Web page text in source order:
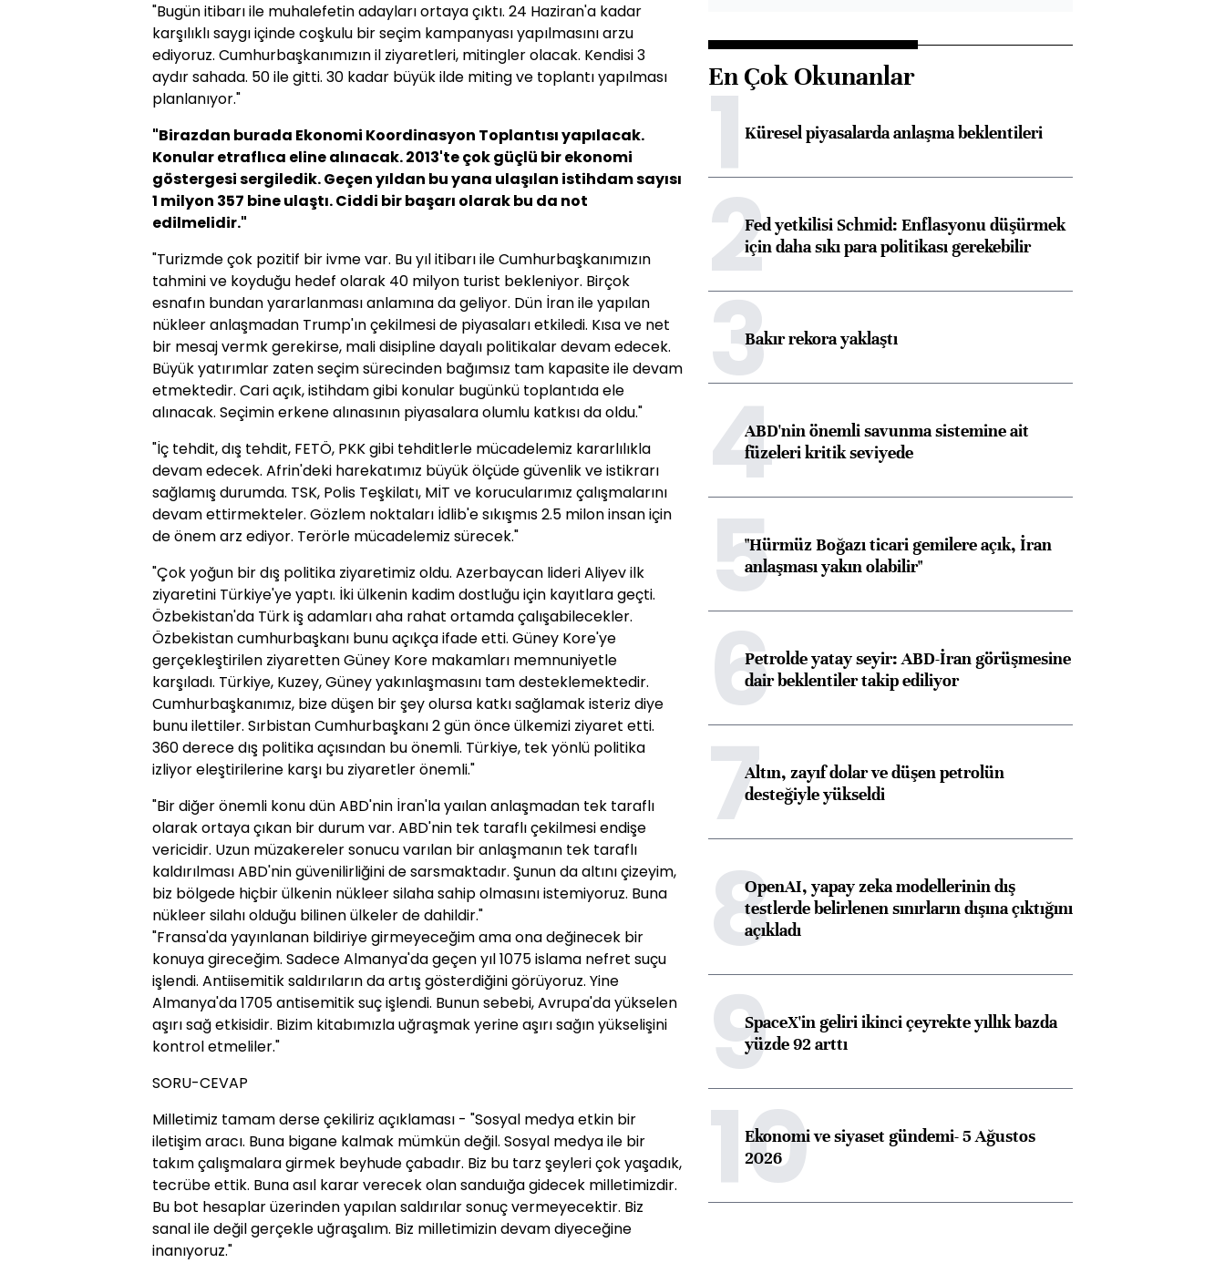
"Bugün itibarı ile muhalefetin adayları ortaya çıktı. 24 Haziran'a kadar
karşılıklı saygı içinde coşkulu bir seçim kampanyası yapılmasını arzu
ediyoruz. Cumhurbaşkanımızın il ziyaretleri, mitingler olacak. Kendisi 3
aydır sahada. 50 ile gitti. 30 kadar büyük ilde miting ve toplantı yapılması
planlanıyor."
"Birazdan burada Ekonomi Koordinasyon Toplantısı yapılacak.
Konular etraflıca eline alınacak. 2013'te çok güçlü bir ekonomi
göstergesi sergiledik. Geçen yıldan bu yana ulaşılan istihdam sayısı
1 milyon 357 bine ulaştı. Ciddi bir başarı olarak bu da not
edilmelidir."
"Turizmde çok pozitif bir ivme var. Bu yıl itibarı ile Cumhurbaşkanımızın
tahmini ve koyduğu hedef olarak 40 milyon turist bekleniyor. Birçok
esnafın bundan yararlanması anlamına da geliyor. Dün İran ile yapılan
nükleer anlaşmadan Trump'ın çekilmesi de piyasaları etkiledi. Kısa ve net
bir mesaj vermk gerekirse, mali disipline dayalı politikalar devam edecek.
Büyük yatırımlar zaten seçim sürecinden bağımsız tam kapasite ile devam
etmektedir. Cari açık, istihdam gibi konular bugünkü toplantıda ele
alınacak. Seçimin erkene alınasının piyasalara olumlu katkısı da oldu."
"İç tehdit, dış tehdit, FETÖ, PKK gibi tehditlerle mücadelemiz kararlılıkla
devam edecek. Afrin'deki harekatımız büyük ölçüde güvenlik ve istikrarı
sağlamış durumda. TSK, Polis Teşkilatı, MİT ve korucularımız çalışmalarını
devam ettirmekteler. Gözlem noktaları İdlib'e sıkışmıs 2.5 milon insan için
de önem arz ediyor. Terörle mücadelemiz sürecek."
"Çok yoğun bir dış politika ziyaretimiz oldu. Azerbaycan lideri Aliyev ilk
ziyaretini Türkiye'ye yaptı. İki ülkenin kadim dostluğu için kayıtlara geçti.
Özbekistan'da Türk iş adamları aha rahat ortamda çalışabilecekler.
Özbekistan cumhurbaşkanı bunu açıkça ifade etti. Güney Kore'ye
gerçekleştirilen ziyaretten Güney Kore makamları memnuniyetle
karşıladı. Türkiye, Kuzey, Güney yakınlaşmasını tam desteklemektedir.
Cumhurbaşkanımız, bize düşen bir şey olursa katkı sağlamak isteriz diye
bunu ilettiler. Sırbistan Cumhurbaşkanı 2 gün önce ülkemizi ziyaret etti.
360 derece dış politika açısından bu önemli. Türkiye, tek yönlü politika
izliyor eleştirilerine karşı bu ziyaretler önemli."
"Bir diğer önemli konu dün ABD'nin İran'la yaılan anlaşmadan tek taraflı
olarak ortaya çıkan bir durum var. ABD'nin tek taraflı çekilmesi endişe
vericidir. Uzun müzakereler sonucu varılan bir anlaşmanın tek taraflı
kaldırılması ABD'nin güvenilirliğini de sarsmaktadır. Şunun da altını çizeyim,
biz bölgede hiçbir ülkenin nükleer silaha sahip olmasını istemiyoruz. Buna
nükleer silahı olduğu bilinen ülkeler de dahildir."
"Fransa'da yayınlanan bildiriye girmeyeceğim ama ona değinecek bir
konuya gireceğim. Sadece Almanya'da geçen yıl 1075 islama nefret suçu
işlendi. Antiisemitik saldırıların da artış gösterdiğini görüyoruz. Yine
Almanya'da 1705 antisemitik suç işlendi. Bunun sebebi, Avrupa'da yükselen
aşırı sağ etkisidir. Bizim kitabımızla uğraşmak yerine aşırı sağın yükselişini
kontrol etmeliler."
SORU-CEVAP
Milletimiz tamam derse çekiliriz açıklaması - "Sosyal medya etkin bir
iletişim aracı. Buna bigane kalmak mümkün değil. Sosyal medya ile bir
takım çalışmalara girmek beyhude çabadır. Biz bu tarz şeyleri çok yaşadık,
tecrübe ettik. Buna asıl karar verecek olan sanduığa gidecek milletimizdir.
Bu bot hesaplar üzerinden yapılan saldırılar sonuç vermeyecektir. Biz
sanal ile değil gerçekle uğraşalım. Biz milletimizin devam diyeceğine
inanıyoruz."
En Çok Okunanlar
1Küresel piyasalarda anlaşma beklentileri
2Fed yetkilisi Schmid: Enflasyonu düşürmek
için daha sıkı para politikası gerekebilir
3Bakır rekora yaklaştı
4ABD'nin önemli savunma sistemine ait
füzeleri kritik seviyede
5"Hürmüz Boğazı ticari gemilere açık, İran
anlaşması yakın olabilir"
6Petrolde yatay seyir: ABD-İran görüşmesine
dair beklentiler takip ediliyor
7Altın, zayıf dolar ve düşen petrolün
desteğiyle yükseldi
8OpenAI, yapay zeka modellerinin dış
testlerde belirlenen sınırların dışına çıktığını
açıkladı
9SpaceX'in geliri ikinci çeyrekte yıllık bazda
yüzde 92 arttı
10
Ekonomi ve siyaset gündemi- 5 Ağustos
2026